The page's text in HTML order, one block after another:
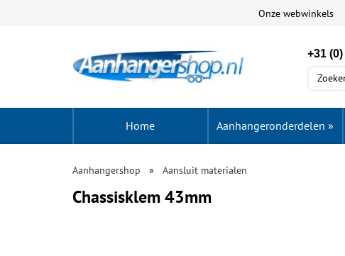
Onze webwinkels
+31
Home Aanhangeronderdelen »
Aanhangershop Aansluit materialen
Chassisklem 43mm